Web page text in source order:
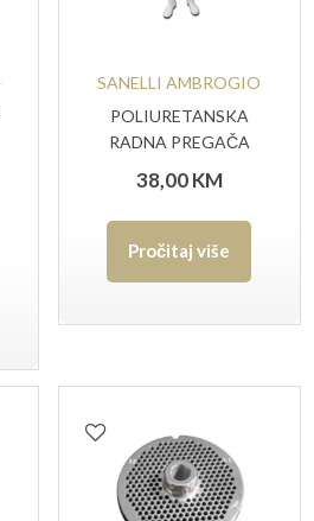
SANELLI AMBROGIO
POLIURETANSKA
RADNA PREGAČA
38,00KM
Pročitaj više